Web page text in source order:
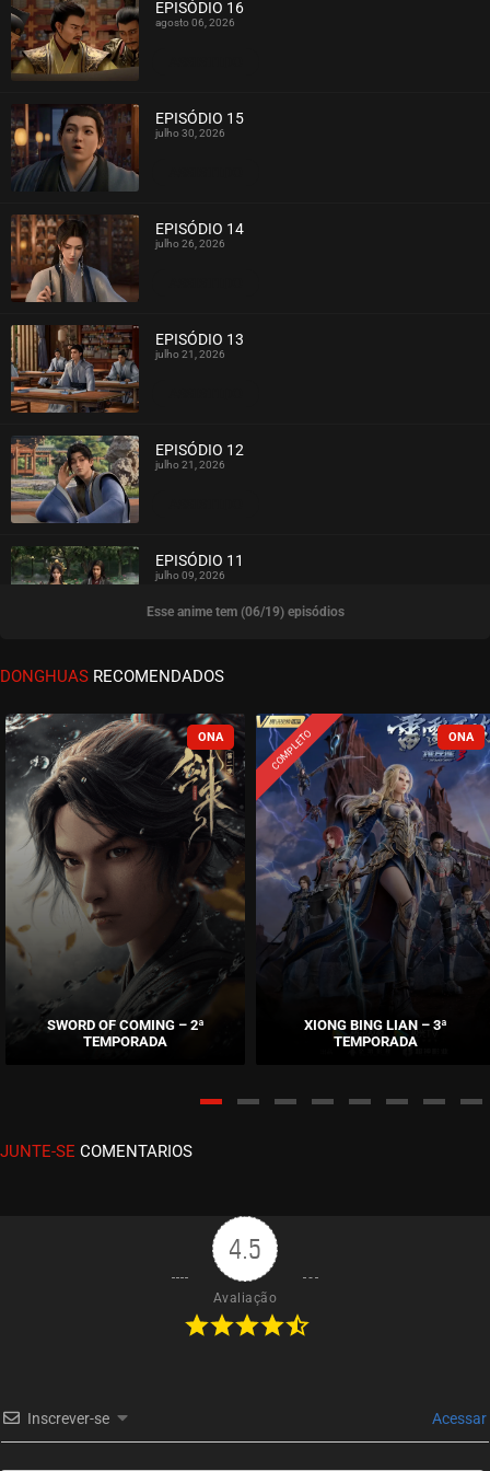
EPISÓDIO 16
agosto 06, 2026
EPISÓDIO 15
julho 30, 2026
EPISÓDIO 14
julho 26, 2026
EPISÓDIO 13
julho 21, 2026
EPISÓDIO 12
julho 21, 2026
ASSISTIDO
EPISÓDIO 11
julho 09, 2026
ASSISTIDO
EPISÓDIO 10
ASSISTIDO
EPISÓDIO 09
junho 23, 2026
ASSISTIDO
EPISÓDIO 08
junho 16, 2026
EPISÓDIO 07
junho 09, 2026
ASSISTIDO
EPISÓDIO 05
maio 26, 2026
EPISÓDIO 04
EPISÓDIO 03
Esse anime tem (06/19) episódios
DONGHUAS RECOMENDADOS
SWORD OF COMING – 2ª
TEMPORADA
COMPLETO
XIONG BING LIAN – 3ª
TEMPORADA
JUNTE-SE COMENTARIOS
4.5
Avaliação
Inscrever-se Acessar